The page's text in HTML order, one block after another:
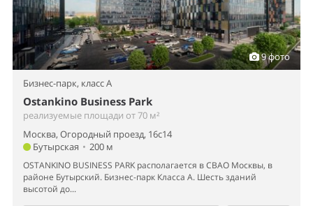
9 фото
Бизнес-парк, класс A
Ostankino Business Park
реализуемые площади от 70 м²
Москва, Огородный проезд, 16с14
Бутырская • 200 м
OSTANKINO BUSINESS PARK располагается в СВАО Москвы, в
районе Бутырский. Бизнес-парк Класса А. Шесть зданий
высотой до...